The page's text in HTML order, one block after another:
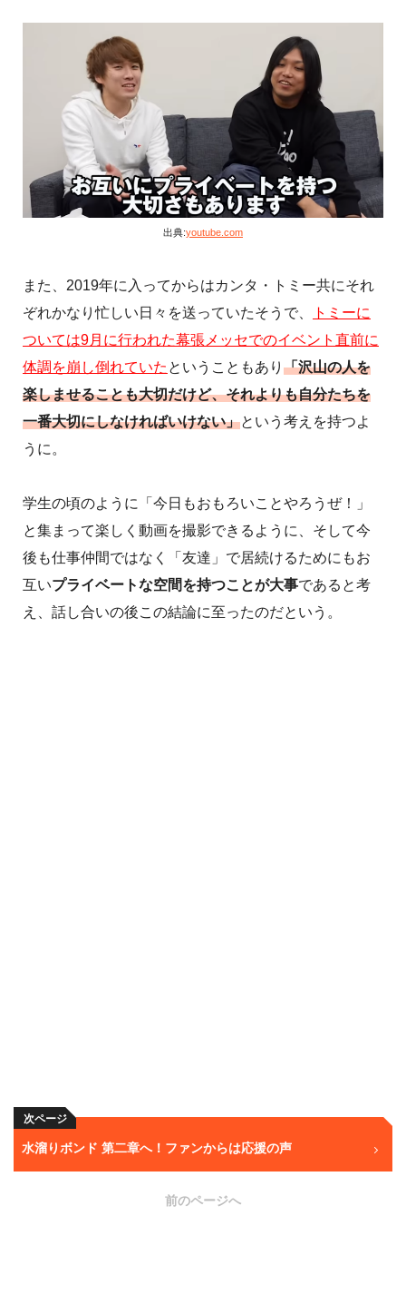
出典:youtube.com
また、2019年に入ってからはカンタ・トミー共にそれ
ぞれかなり忙しい日々を送っていたそうで、
トミーに
ついては9月に行われた幕張メッセでのイベント直前に
体調を崩し倒れていた ということもあり 「沢山の人を
楽しませることも大切だけど、それよりも自分たちを
一番大切にしなければいけない」という考えを持つよ
うに。
学生の頃のように「今日もおもろいことやろうぜ！」
と集まって楽しく動画を撮影できるように、そして今
後も仕事仲間ではなく「友達」で居続けるためにもお
互いプライベートな空間を持つことが大事であると考
え、話し合いの後この結論に至ったのだという。
次ページ
水溜りボンド 第二章へ！ファンからは応援の声
前のページへ